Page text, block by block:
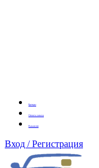
Бренды
Оплата заказа
Вакансии
Вход / Регистрация